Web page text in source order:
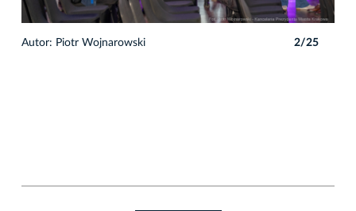
Autor: Piotr Wojnarowski 2/25